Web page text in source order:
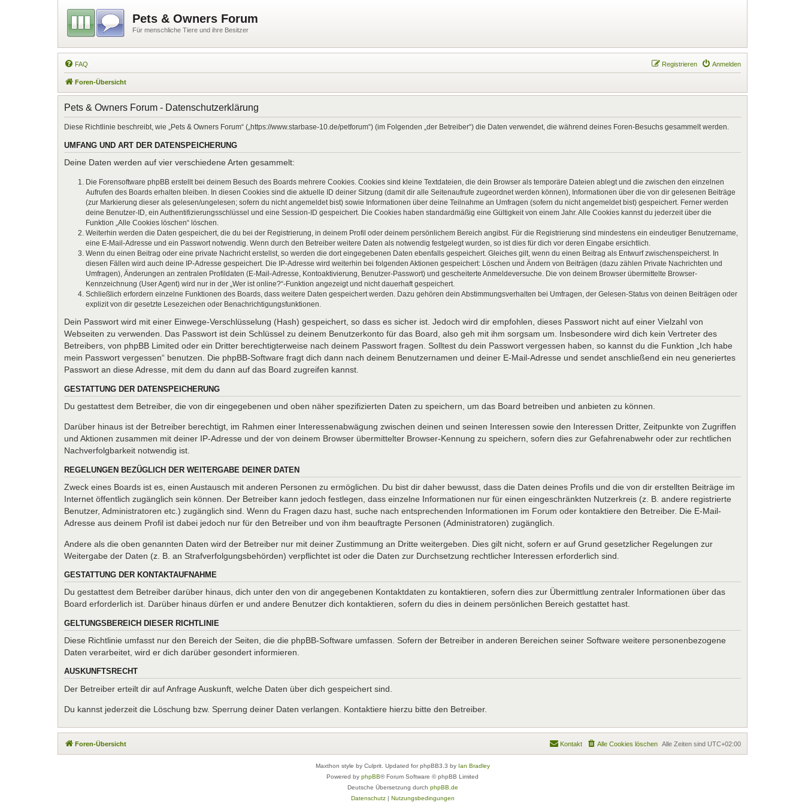
Pets & Owners Forum
Für menschliche Tiere und ihre Besitzer
FAQ Anmelden
Registrieren
Foren-Übersicht
Pets & Owners Forum - Datenschutzerklärung
Diese Richtlinie beschreibt, wie „Pets & Owners Forum“ („https://www.starbase-10.de/petforum“) (im Folgenden „der Betreiber“) die Daten verwendet, die während deines Foren-Besuchs gesammelt werden.
UMFANG UND ART DER DATENSPEICHERUNG
Deine Daten werden auf vier verschiedene Arten gesammelt:
Die Forensoftware phpBB erstellt bei deinem Besuch des Boards mehrere Cookies. Cookies sind kleine Textdateien, die dein Browser als temporäre Dateien ablegt und die zwischen den einzelnen
Aufrufen des Boards erhalten bleiben. In diesen Cookies sind die aktuelle ID deiner Sitzung (damit dir alle Seitenaufrufe zugeordnet werden können), Informationen über die von dir gelesenen Beiträge
(zur Markierung dieser als gelesen/ungelesen; sofern du nicht angemeldet bist) sowie Informationen über deine Teilnahme an Umfragen (sofern du nicht angemeldet bist) gespeichert. Ferner werden
deine Benutzer-ID, ein Authentifizierungsschlüssel und eine Session-ID gespeichert. Die Cookies haben standardmäßig eine Gültigkeit von einem Jahr. Alle Cookies kannst du jederzeit über die
Funktion „Alle Cookies löschen“ löschen.
Weiterhin werden die Daten gespeichert, die du bei der Registrierung, in deinem Profil oder deinem persönlichem Bereich angibst. Für die Registrierung sind mindestens ein eindeutiger Benutzername,
eine E-Mail-Adresse und ein Passwort notwendig. Wenn durch den Betreiber weitere Daten als notwendig festgelegt wurden, so ist dies für dich vor deren Eingabe ersichtlich.
Wenn du einen Beitrag oder eine private Nachricht erstellst, so werden die dort eingegebenen Daten ebenfalls gespeichert. Gleiches gilt, wenn du einen Beitrag als Entwurf zwischenspeicherst. In
diesen Fällen wird auch deine IP-Adresse gespeichert. Die IP-Adresse wird weiterhin bei folgenden Aktionen gespeichert: Löschen und Ändern von Beiträgen (dazu zählen Private Nachrichten und
Umfragen), Änderungen an zentralen Profildaten (E-Mail-Adresse, Kontoaktivierung, Benutzer-Passwort) und gescheiterte Anmeldeversuche. Die von deinem Browser übermittelte Browser-
Kennzeichnung (User Agent) wird nur in der „Wer ist online?“-Funktion angezeigt und nicht dauerhaft gespeichert.
Schließlich erfordern einzelne Funktionen des Boards, dass weitere Daten gespeichert werden. Dazu gehören dein Abstimmungsverhalten bei Umfragen, der Gelesen-Status von deinen Beiträgen oder
explizit von dir gesetzte Lesezeichen oder Benachrichtigungsfunktionen.
Dein Passwort wird mit einer Einwege-Verschlüsselung (Hash) gespeichert, so dass es sicher ist. Jedoch wird dir empfohlen, dieses Passwort nicht auf einer Vielzahl von
Webseiten zu verwenden. Das Passwort ist dein Schlüssel zu deinem Benutzerkonto für das Board, also geh mit ihm sorgsam um. Insbesondere wird dich kein Vertreter des
Betreibers, von phpBB Limited oder ein Dritter berechtigterweise nach deinem Passwort fragen. Solltest du dein Passwort vergessen haben, so kannst du die Funktion „Ich habe
mein Passwort vergessen“ benutzen. Die phpBB-Software fragt dich dann nach deinem Benutzernamen und deiner E-Mail-Adresse und sendet anschließend ein neu generiertes
Passwort an diese Adresse, mit dem du dann auf das Board zugreifen kannst.
GESTATTUNG DER DATENSPEICHERUNG
Du gestattest dem Betreiber, die von dir eingegebenen und oben näher spezifizierten Daten zu speichern, um das Board betreiben und anbieten zu können.
Darüber hinaus ist der Betreiber berechtigt, im Rahmen einer Interessenabwägung zwischen deinen und seinen Interessen sowie den Interessen Dritter, Zeitpunkte von Zugriffen
und Aktionen zusammen mit deiner IP-Adresse und der von deinem Browser übermittelter Browser-Kennung zu speichern, sofern dies zur Gefahrenabwehr oder zur rechtlichen
Nachverfolgbarkeit notwendig ist.
REGELUNGEN BEZÜGLICH DER WEITERGABE DEINER DATEN
Zweck eines Boards ist es, einen Austausch mit anderen Personen zu ermöglichen. Du bist dir daher bewusst, dass die Daten deines Profils und die von dir erstellten Beiträge im
Internet öffentlich zugänglich sein können. Der Betreiber kann jedoch festlegen, dass einzelne Informationen nur für einen eingeschränkten Nutzerkreis (z. B. andere registrierte
Benutzer, Administratoren etc.) zugänglich sind. Wenn du Fragen dazu hast, suche nach entsprechenden Informationen im Forum oder kontaktiere den Betreiber. Die E-Mail-
Adresse aus deinem Profil ist dabei jedoch nur für den Betreiber und von ihm beauftragte Personen (Administratoren) zugänglich.
Andere als die oben genannten Daten wird der Betreiber nur mit deiner Zustimmung an Dritte weitergeben. Dies gilt nicht, sofern er auf Grund gesetzlicher Regelungen zur
Weitergabe der Daten (z. B. an Strafverfolgungsbehörden) verpflichtet ist oder die Daten zur Durchsetzung rechtlicher Interessen erforderlich sind.
GESTATTUNG DER KONTAKTAUFNAHME
Du gestattest dem Betreiber darüber hinaus, dich unter den von dir angegebenen Kontaktdaten zu kontaktieren, sofern dies zur Übermittlung zentraler Informationen über das
Board erforderlich ist. Darüber hinaus dürfen er und andere Benutzer dich kontaktieren, sofern du dies in deinem persönlichen Bereich gestattet hast.
GELTUNGSBEREICH DIESER RICHTLINIE
Diese Richtlinie umfasst nur den Bereich der Seiten, die die phpBB-Software umfassen. Sofern der Betreiber in anderen Bereichen seiner Software weitere personenbezogene
Daten verarbeitet, wird er dich darüber gesondert informieren.
AUSKUNFTSRECHT
Der Betreiber erteilt dir auf Anfrage Auskunft, welche Daten über dich gespeichert sind.
Du kannst jederzeit die Löschung bzw. Sperrung deiner Daten verlangen. Kontaktiere hierzu bitte den Betreiber.
Foren-Übersicht Alle Zeiten sind UTC+02:00
Alle Cookies löschen
Kontakt
Maxthon style by Culprit. Updated for phpBB3.3 by Ian Bradley
Powered by phpBB® Forum Software © phpBB Limited
Deutsche Übersetzung durch phpBB.de
Datenschutz| Nutzungsbedingungen